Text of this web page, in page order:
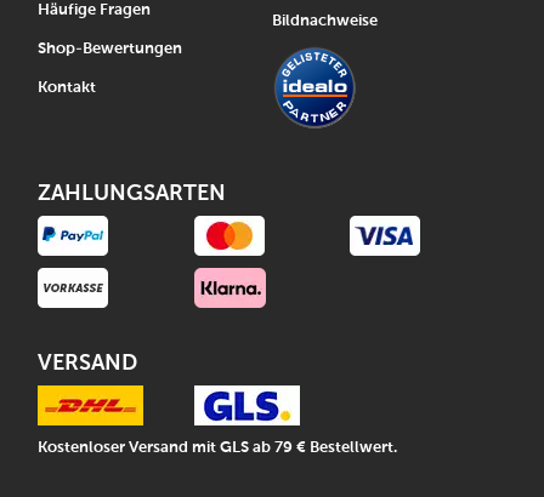
Häufige Fragen
Shop-Bewertungen
Kontakt
Bildnachweise
ZAHLUNGSARTEN
VERSAND
Kostenloser Versand mit GLS ab 79 € Bestellwert.